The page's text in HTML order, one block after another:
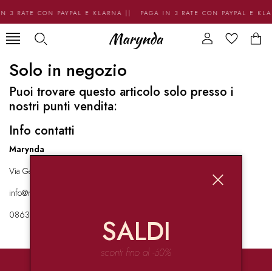
3 RATE CON PAYPAL E KLARNA || PAGA IN 3 RATE CON PAYPAL E
Solo in negozio
Puoi trovare questo articolo solo presso i
nostri punti vendita:
Info contatti
Marynda
Via Garibaldi 136 67051 Avezzano
info@marynda.com
08631871946
SALDI
sconti fino al -60%